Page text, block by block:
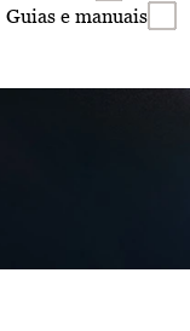
Guias e manuais